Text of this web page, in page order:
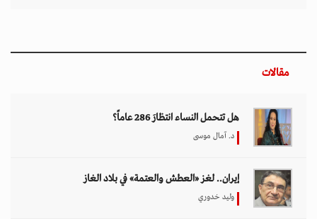
مقالات
هل تتحمل النساء انتظارَ 286 عاماً؟
د. آمال موسى
إيران.. لغز «العطش والعتمة» في بلاد الغاز
وليد خدوري